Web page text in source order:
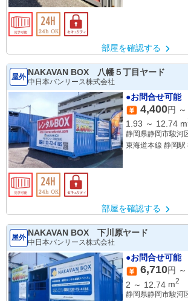
部屋を確認する
屋外 NAKAVAN BOX 八幡５丁目ヤード
中日本バンリース株式会社
●お問合せ可能
4,400円 ～
1.93 ～ 12.74 m
静岡県静岡市駿河
東海道本線 静岡駅
部屋を確認する
屋外 NAKAVAN BOX 下川原ヤード
中日本バンリース株式会社
●お問合せ可能
6,710円 ～
2 ～ 12.74 m2
静岡県静岡市駿河